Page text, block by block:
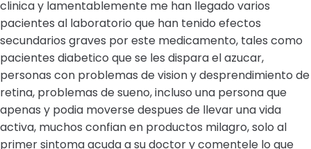
clinica y lamentablemente me han llegado varios
pacientes al laboratorio que han tenido efectos
secundarios graves por este medicamento, tales como
pacientes diabetico que se les dispara el azucar,
personas con problemas de vision y desprendimiento de
retina, problemas de sueno, incluso una persona que
apenas y podia moverse despues de llevar una vida
activa, muchos confian en productos milagro, solo al
primer sintoma acuda a su doctor y comentele lo que